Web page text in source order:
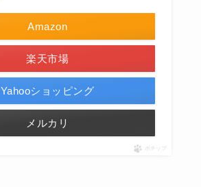
Amazon
楽天市場
Yahooショッピング
メルカリ
ポチップ